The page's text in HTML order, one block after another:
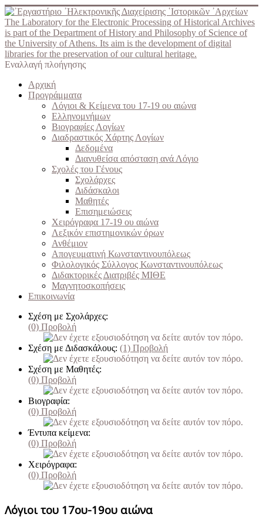
The Laboratory for the Electronic Processing of Historical Archives
is part of the Department of History and Philosophy of Science of
the University of Athens. Its aim is the development of digital
libraries for the preservation of our cultural heritage.
Εναλλαγή πλοήγησης
Αρχική
Προγράμματα
Λόγιοι & Κείμενα του 17-19 ου αιώνα
Ελληνομνήμων
Βιογραφίες Λογίων
Διαδραστικός Χάρτης Λογίων
Δεδομένα
Διανυθείσα απόσταση ανά Λόγιο
Σχολές του Γένους
Σχολάρχες
Διδάσκαλοι
Μαθητές
Επισημειώσεις
Χειρόγραφα 17-19 ου αιώνα
Λεξικόν επιστημονικών όρων
Ανθέμιον
Απογευματινή Κωνσταντινουπόλεως
Φιλολογικός Σύλλογος Κωνσταντινουπόλεως
Διδακτορικές Διατριβές ΜΙΘΕ
Μαγνητοσκοπήσεις
Επικοινωνία
Σχέση με Σχολάρχες:
(0) Προβολή
Σχέση με Διδασκάλους: (1) Προβολή
Σχέση με Μαθητές:
(0) Προβολή
Βιογραφία:
(0) Προβολή
Έντυπα κείμενα:
(0) Προβολή
Χειρόγραφα:
(0) Προβολή
Λόγιοι του 17ου-19ου αιώνα